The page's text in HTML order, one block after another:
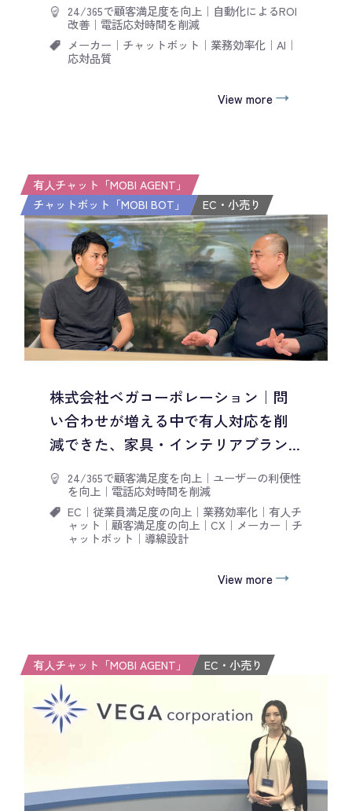
24/365で顧客満足度を向上 ｜ 自動化によるROI
改善｜ 電話応対時間を削減
メーカー ｜ チャットボット ｜ 業務効率化｜ AI ｜
応対品質
View more
有人チャット「MOBI AGENT」
チャットボット「MOBI BOT」
EC・小売り
株式会社ベガコーポレーション｜問
い合わせが増える中で有人対応を削
減できた、家具・インテリアブラン...
24/365で顧客満足度を向上 ｜ ユーザーの利便性
を向上 ｜ 電話応対時間を削減
EC ｜ 従業員満足度の向上 ｜ 業務効率化｜ 有人チ
ャット ｜ 顧客満足度の向上 ｜ CX ｜ メーカー ｜ チ
ャットボット ｜ 導線設計
View more
有人チャット「MOBI AGENT」 EC・小売り